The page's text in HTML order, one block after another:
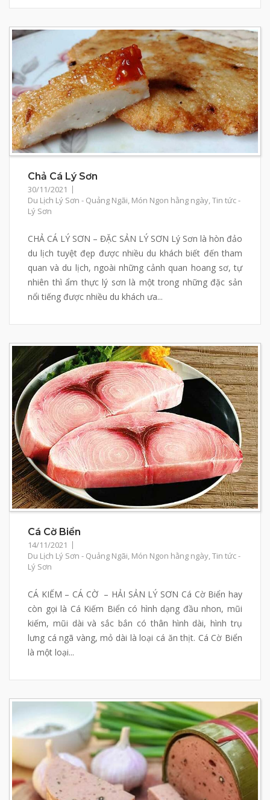
Chả Cá Lý Sơn
30/11/2021
Du Lịch Lý Sơn - Quảng Ngãi, Món Ngon hằng ngày,Tin tức -
Lý Sơn
CHẢ CÁ LÝ SƠN – ĐẶC SẢN LÝ SƠN Lý Sơn là hòn đảo
du lịch tuyệt đẹp được nhiều du khách biết đến tham
quan và du lịch, ngoài những cảnh quan hoang sơ, tự
nhiên thì ẩm thực lý sơn là một trong những đặc sản
nổi tiếng được nhiều du khách ưa...
Cá Cờ Biển
14/11/2021
Du Lịch Lý Sơn - Quảng Ngãi, Món Ngon hằng ngày,Tin tức -
Lý Sơn
CÁ KIẾM – CÁ CỜ – HẢI SẢN LÝ SƠN Cá Cờ Biển hay
còn gọi là Cá Kiếm Biển có hình dạng đầu nhon, mũi
kiếm, mũi dài và sắc bắn có thân hình dài, hình trụ
lưng cá ngã vàng, mỏ dài là loại cá ăn thịt. Cá Cờ Biển
là một loại...